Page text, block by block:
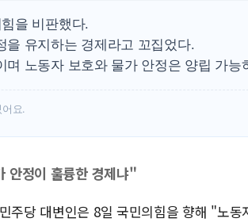
러, 1인칭
[베트남 증
'월가의 황
양주 섬유
을 비판했다.
을 유지하는 경제라고 꼬집었다.
노동자 보호와 물가 안정은 양립 가능
요.
안정이 훌륭한 경제냐"
주당 대변인은 8일 국민의힘을 향해 "노동